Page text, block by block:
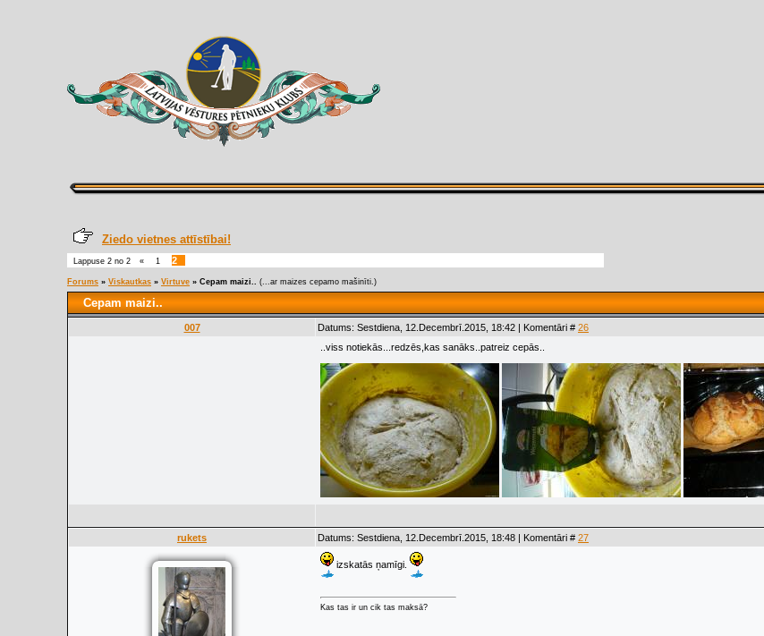
Ziedo vietnes attīstībai!
Lappuse 2 no 2 « 1 2
Forums » Viskautkas » Virtuve » Cepam maizi.. (...ar maizes cepamo mašinīti.)
Cepam maizi..
007 Datums: Sestdiena, 12.Decembrī.2015, 18:42 | Komentāri # 26
..viss notiekās...redzēs,kas sanāks..patreiz cepās..
rukets Datums: Sestdiena, 12.Decembrī.2015, 18:48 | Komentāri # 27
izskatās ņamīgi.
Kas tas ir un cik tas maksā?